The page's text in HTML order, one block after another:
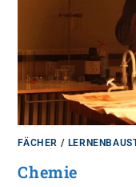
FÄCHER /
Chemie